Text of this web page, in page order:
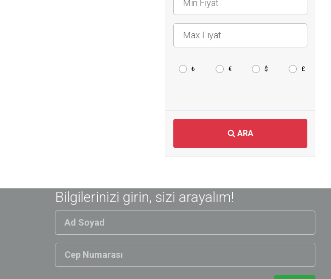
₺ € $ £
ARA
Bilgilerinizi girin, sizi arayalım!